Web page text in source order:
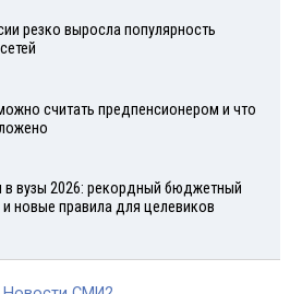
резко выросла популярность
считать предпенсионером и что
в вузы 2026: рекордный бюджетный
новые правила для целевиков